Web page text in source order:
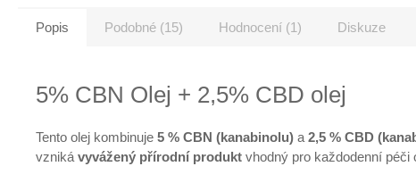
Popis Podobné (15) Hodnocení (1) Diskuze
5% CBN Olej + 2,5% CBD olej
Tento olej kombinuje 5 % CBN (kanabinolu) a 2,5 % CBD
vzniká vyvážený přírodní produkt vhodný pro každodenní péči